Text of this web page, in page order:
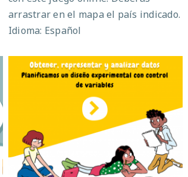
arrastrar en el mapa el país indicado.
Idioma: Español
Obtener y analizar datos